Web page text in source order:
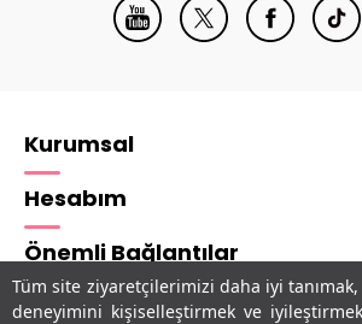
Tüm site ziyaretçilerimizi daha iyi tanımak,
deneyimini kişiselleştirmek ve
Kurumsal
Hesabım
Önemli Bağlantılar
Adres & İletişim